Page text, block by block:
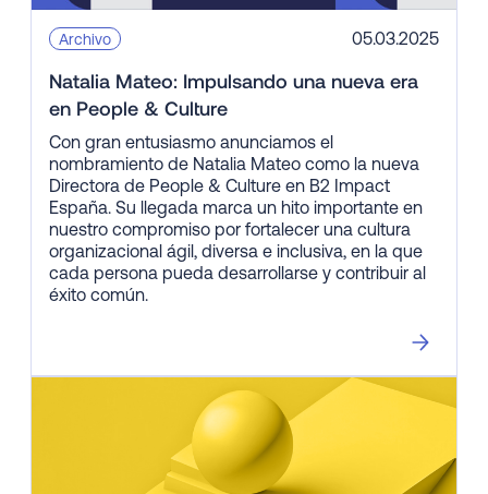
Archivo 05.03.2025
Natalia Mateo: Impulsando una nueva era
en People & Culture
Con gran entusiasmo anunciamos el
nombramiento de Natalia Mateo como la nueva
Directora de People & Culture en B2 Impact
España. Su llegada marca un hito importante en
nuestro compromiso por fortalecer una cultura
organizacional ágil, diversa e inclusiva, en la que
cada persona pueda desarrollarse y contribuir al
éxito común.